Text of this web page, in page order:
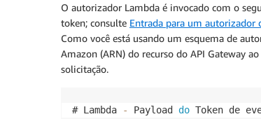
O autorizador Lambda é invocado com o
token; consulte Entrada para um autorizador
Como você está usando um esquema de
Amazon (ARN) do recurso do API Gateway
solicitação.
# Lambda - Payload do